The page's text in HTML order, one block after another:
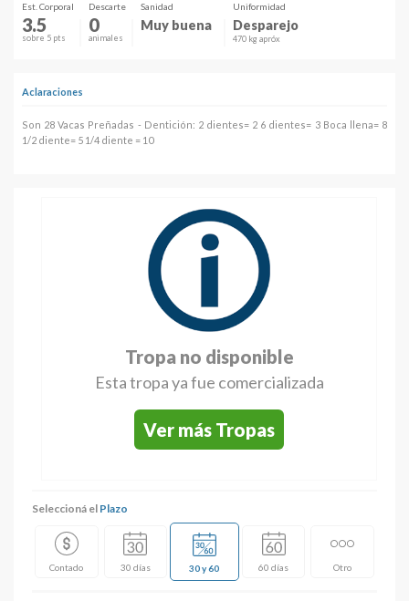
Est. Corporal
3.5
sobre 5 pts
Descarte
0
animales
Sanidad
Muy buena
Uniformidad
Desparejo
470 kg apróx
Aclaraciones
Son 28 Vacas Preñadas - Dentición: 2 dientes= 2 6 dientes= 3 Boca llena= 8
1/2 diente= 5 1/4 diente = 10
Tropa no disponible
Esta tropa ya fue comercializada
Ver más Tropas
Seleccioná el Plazo
Contado 30 días 30 y 60 60 días Otro